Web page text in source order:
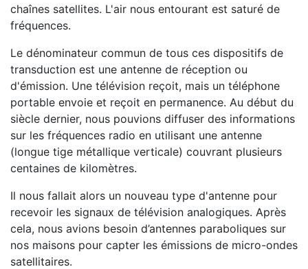
chaînes satellites. L'air nous entourant est saturé de
fréquences.
Le dénominateur commun de tous ces dispositifs de
transduction est une antenne de réception ou
d'émission. Une télévision reçoit, mais un téléphone
portable envoie et reçoit en permanence. Au début du
siècle dernier, nous pouvions diffuser des informations
sur les fréquences radio en utilisant une antenne
(longue tige métallique verticale) couvrant plusieurs
centaines de kilomètres.
Il nous fallait alors un nouveau type d'antenne pour
recevoir les signaux de télévision analogiques. Après
cela, nous avions besoin d’antennes paraboliques sur
nos maisons pour capter les émissions de micro-ondes
satellitaires.